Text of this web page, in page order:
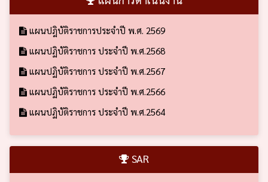
แผนปฎิบัติราชการประจำปี พ.ศ. 2569
แผนปฏิบัติราชการ ประจำปี พ.ศ.2568
แผนปฏิบัติราชการ ประจำปี พ.ศ.2567
แผนปฏิบัติราชการ ประจำปี พ.ศ.2566
แผนปฏิบัติราชการ ประจำปี พ.ศ.2564
SAR